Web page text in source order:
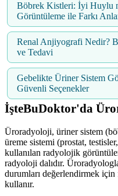
Böbrek Kistleri: İyi Huylu
Görüntüleme ile Farkı
Renal Anjiyografi Nedir?
ve Tedavi
Gebelikte Üriner Sistem
Güvenli Seçenekler
İşteBuDoktor'da
Üroradyoloji, üriner sistem
üreme sistemi (prostat,
kullanılan radyolojik
radyoloji dalıdır.
durumları değerlendirmek
kullanır.